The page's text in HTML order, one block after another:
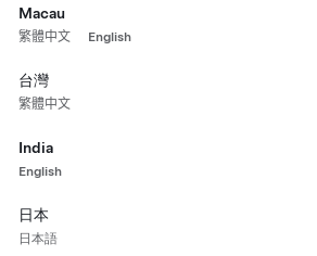
Macau
繁體中文 English
台灣
繁體中文
India
English
日本
日本語